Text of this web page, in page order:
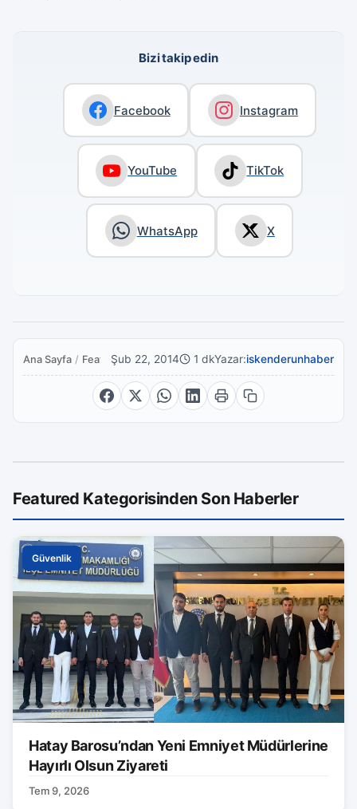
Bizi takip edin
Facebook Instagram
YouTube TikTok
WhatsApp X
Ana Sayfa / FeaturedŞub 22, 2014 1 dkYazar:iskenderunhaber
Featured Kategorisinden Son Haberler
Güvenlik
Hatay Barosu’ndan Yeni Emniyet Müdürlerine
Hayırlı Olsun Ziyareti
Tem 9, 2026